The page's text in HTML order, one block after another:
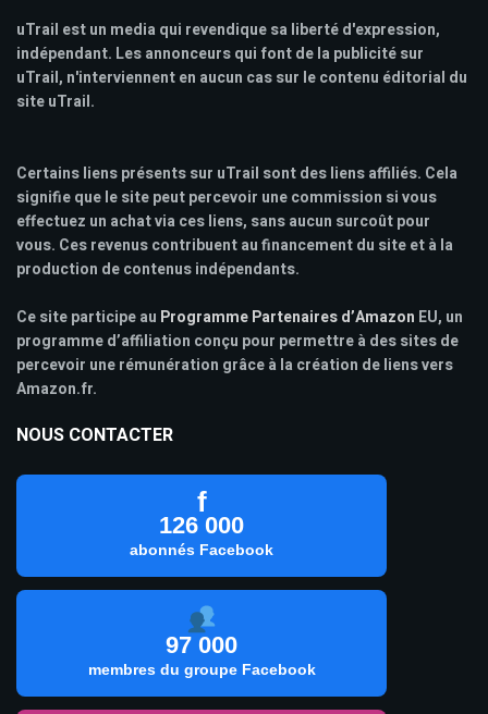
uTrail est un media qui revendique sa liberté d'expression,
indépendant. Les annonceurs qui font de la publicité sur
uTrail, n'interviennent en aucun cas sur le contenu éditorial du
site uTrail.
Certains liens présents sur uTrail sont des liens affiliés. Cela
signifie que le site peut percevoir une commission si vous
effectuez un achat via ces liens, sans aucun surcoût pour
vous. Ces revenus contribuent au financement du site et à la
production de contenus indépendants.
Ce site participe au Programme Partenaires d’Amazon EU, un
programme d’affiliation conçu pour permettre à des sites de
percevoir une rémunération grâce à la création de liens vers
Amazon.fr.
NOUS CONTACTER
f
126 000
abonnés Facebook
97 000
membres du groupe Facebook